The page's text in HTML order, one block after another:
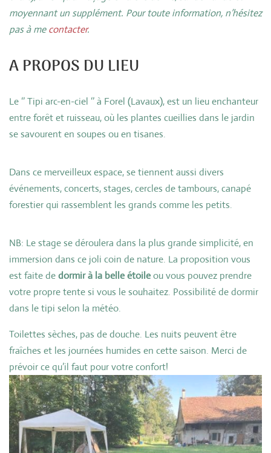
moyennant un supplément. Pour toute information, n’hésitez
pas à mecontacter.
A PROPOS DU LIEU
Le ‘’ Tipi arc-en-ciel ‘’ à Forel (Lavaux), est un lieu enchanteur
entre forêt et ruisseau, où les plantes cueillies dans le jardin
se savourent en soupes ou en tisanes.
Dans ce merveilleux espace, se tiennent aussi divers
événements, concerts, stages, cercles de tambours, canapé
forestier qui rassemblent les grands comme les petits.
NB: Le stage se déroulera dans la plus grande simplicité, en
immersion dans ce joli coin de nature. La proposition vous
est faite dedormir à la belle étoileou vous pouvez prendre
votre propre tente si vous le souhaitez. Possibilité de dormir
dans le tipi selon la météo.
Toilettes sèches, pas de douche. Les nuits peuvent être
fraîches et les journées humides en cette saison. Merci de
prévoir ce qu’il faut pour votre confort!